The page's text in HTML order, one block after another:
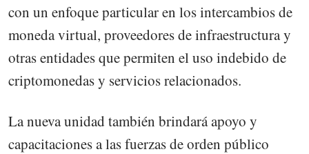
con un enfoque particular en los intercambios de
moneda virtual, proveedores de infraestructura y
otras entidades que permiten el uso indebido de
criptomonedas y servicios relacionados.
La nueva unidad también brindará apoyo y
capacitaciones a las fuerzas de orden público